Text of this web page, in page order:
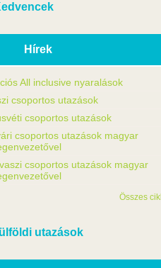
Hírek
All inclusive nyaralások
csoportos utazások
csoportos utazások
csoportos utazások magyar
csoportos utazások magyar
Összes
utazások